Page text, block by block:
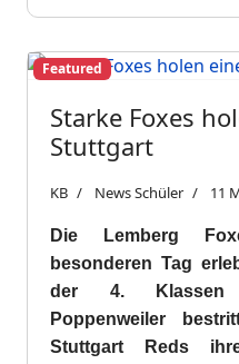
Featured
Starke Foxes
Stuttgart
KB News Schüler 11
Die Lemberg
besonderen Tag
der 4. Klassen
Poppenweiler
Stuttgart Reds